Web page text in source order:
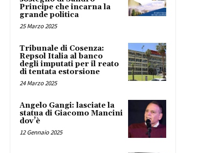
Principe che incarna la
grande politica
25 Marzo 2025
Tribunale di Cosenza:
Repsol Italia al banco
degli imputati per il reato
di tentata estorsione
24 Marzo 2025
Angelo Gangi: lasciate la
statua di Giacomo Mancini
dov’è
12 Gennaio 2025